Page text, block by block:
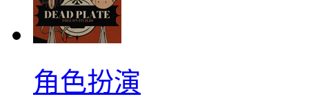
角色扮演